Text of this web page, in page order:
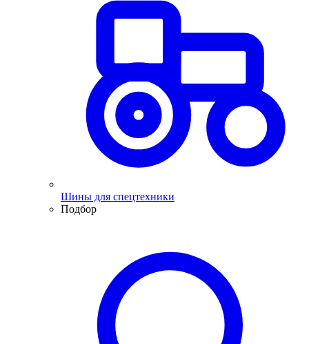
Шины для спецтехники
Подбор